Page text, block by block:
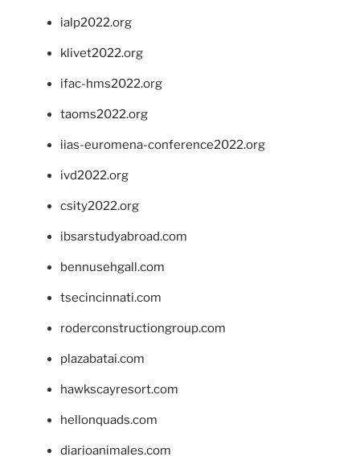
ialp2022.org
klivet2022.org
ifac-hms2022.org
taoms2022.org
iias-euromena-conference2022.org
ivd2022.org
csity2022.org
ibsarstudyabroad.com
bennusehgall.com
tsecincinnati.com
roderconstructiongroup.com
plazabatai.com
hawkscayresort.com
hellonquads.com
diarioanimales.com